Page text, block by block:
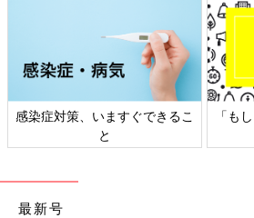
感染症対策、いますぐできるこ
と
「も
最新号